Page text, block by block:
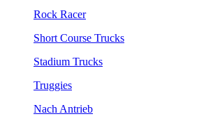
Rock Racer
Short Course Trucks
Stadium Trucks
Truggies
Nach Antrieb